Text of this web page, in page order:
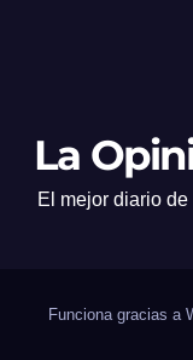
La
El mejor diario
Funciona gracias a